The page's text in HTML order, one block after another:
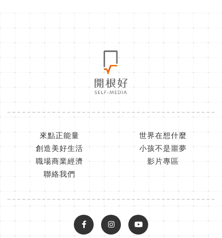
來點正能量
世界在想什麼
創造美好生活
小孩不是噩夢
職場商業經濟
影片專區
聯絡我們